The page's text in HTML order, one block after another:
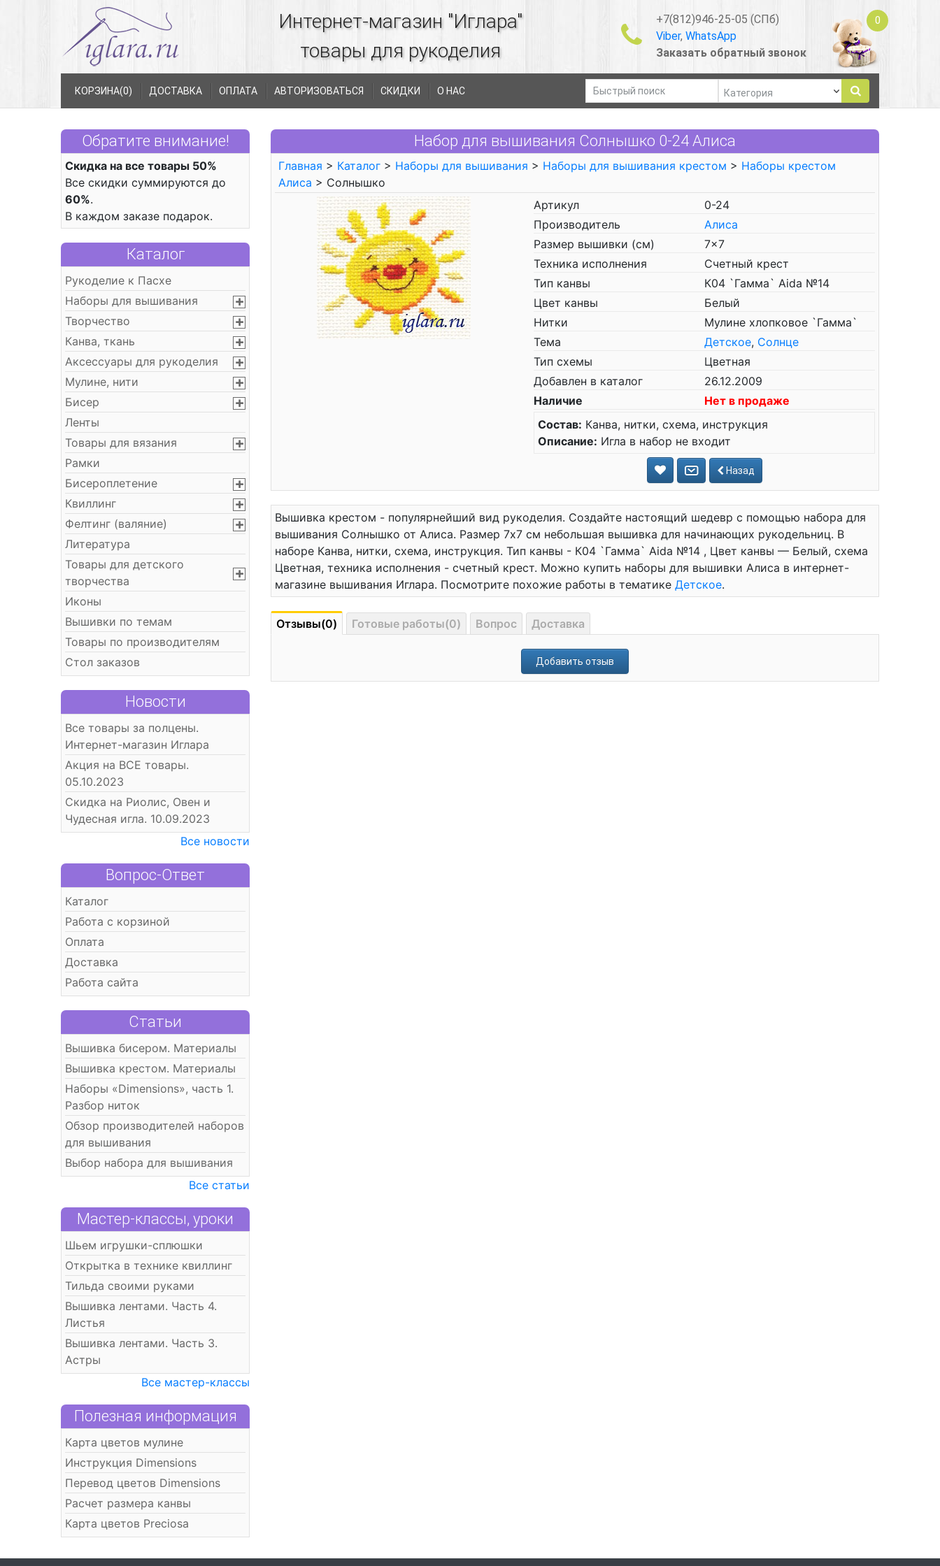
Интернет-магазин "Иглара"
товары для рукоделия
+7(812)946-25-05 (СПб)
Viber, WhatsApp
Заказать обратный звонок
0
КОРЗИНА(0) ДОСТАВКА ОПЛАТА АВТОРИЗОВАТЬСЯ СКИДКИ О НАС
Обратите внимание!
Скидка на все товары 50%
Все скидки суммируются до
60%.
В каждом заказе подарок.
Каталог
Рукоделие к Пасхе
Наборы для вышивания
Творчество
Канва, ткань
Аксессуары для рукоделия
Мулине, нити
Бисер
Ленты
Товары для вязания
Рамки
Бисероплетение
Квиллинг
Фелтинг (валяние)
Литература
Товары для детского
творчества
Иконы
Вышивки по темам
Товары по производителям
Стол заказов
Новости
Все товары за полцены.
Интернет-магазин Иглара
Акция на ВСЕ товары.
05.10.2023
Скидка на Риолис, Овен и
Чудесная игла. 10.09.2023
Все новости
Вопрос-Ответ
Каталог
Работа с корзиной
Оплата
Доставка
Работа сайта
Статьи
Вышивка бисером. Материалы
Вышивка крестом. Материалы
Наборы «Dimensions», часть 1.
Разбор ниток
Обзор производителей наборов
для вышивания
Выбор набора для вышивания
Все статьи
Мастер-классы, уроки
Шьем игрушки-сплюшки
Открытка в технике квиллинг
Тильда своими руками
Вышивка лентами. Часть 4.
Листья
Вышивка лентами. Часть 3.
Астры
Все мастер-классы
Полезная информация
Карта цветов мулине
Инструкция Dimensions
Перевод цветов Dimensions
Расчет размера канвы
Карта цветов Preciosa
Набор для вышивания Солнышко 0-24 Алиса
Главная > Каталог > Наборы для вышивания > Наборы для вышивания крестом > Наборы крестом
Алиса > Солнышко
Артикул
0-24
Производитель
Алиса
Размер вышивки (см)
7x7
Техника исполнения
Счетный крест
Тип канвы
К04 `Гамма` Aida №14
Цвет канвы
Белый
Нитки
Мулине хлопковое `Гамма`
Тема
Детское, Солнце
Тип схемы
Цветная
Добавлен в каталог
26.12.2009
Наличие
Нет в продаже
Состав: Канва, нитки, схема, инструкция
Описание: Игла в набор не входит
Назад
Вышивка крестом - популярнейший вид рукоделия. Создайте настоящий шедевр с помощью набора для
вышивания Солнышко от Алиса. Размер 7x7 см небольшая вышивка для начинающих рукодельниц. В
наборе Канва, нитки, схема, инструкция. Тип канвы - К04 `Гамма` Aida №14 , Цвет канвы — Белый, схема
Цветная, техника исполнения - счетный крест. Можно купить наборы для вышивки Алиса в интернет-
магазине вышивания Иглара. Посмотрите похожие работы в тематике Детское.
Отзывы(0) Готовые работы(0) Вопрос Доставка
Добавить отзыв